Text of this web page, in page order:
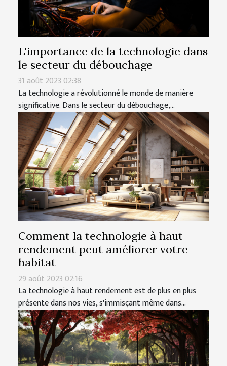
L'importance de la technologie dans
le secteur du débouchage
31 août 2023 02:38
La technologie a révolutionné le monde de manière
significative. Dans le secteur du débouchage,...
Comment la technologie à haut
rendement peut améliorer votre
habitat
29 août 2023 02:16
La technologie à haut rendement est de plus en plus
présente dans nos vies, s'immisçant même dans...